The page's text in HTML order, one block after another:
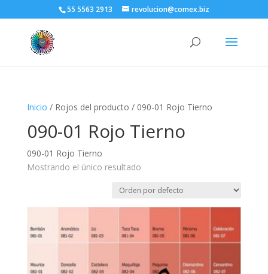
55 5563 2913 revolucion@comex.biz
Inicio / Rojos del producto / 090-01 Rojo Tierno
090-01 Rojo Tierno
090-01 Rojo Tierno
Mostrando el único resultado